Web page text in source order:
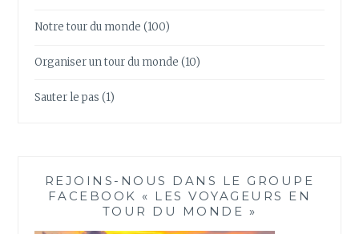
Notre tour du monde (100)
Organiser un tour du monde (10)
Sauter le pas (1)
REJOINS-NOUS DANS LE GROUPE
FACEBOOK « LES VOYAGEURS EN
TOUR DU MONDE »